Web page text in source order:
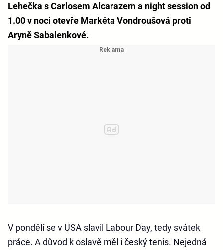
Lehečka s Carlosem Alcarazem a night session od
1.00 v noci otevře Markéta Vondroušová proti
Aryně Sabalenkové.
V pondělí se v USA slavil Labour Day, tedy svátek
práce. A důvod k oslavě měl i český tenis. Nejedná